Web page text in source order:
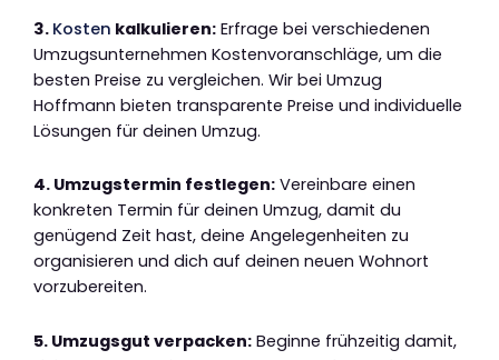
3. Kosten kalkulieren: Erfrage bei verschiedenen
Umzugsunternehmen Kostenvoranschläge, um die
besten Preise zu vergleichen. Wir bei Umzug
Hoffmann bieten transparente Preise und individuelle
Lösungen für deinen Umzug.
4. Umzugstermin festlegen: Vereinbare einen
konkreten Termin für deinen Umzug, damit du
genügend Zeit hast, deine Angelegenheiten zu
organisieren und dich auf deinen neuen Wohnort
vorzubereiten.
5. Umzugsgut verpacken: Beginne frühzeitig damit,